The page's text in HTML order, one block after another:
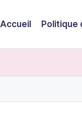
Accueil Politique